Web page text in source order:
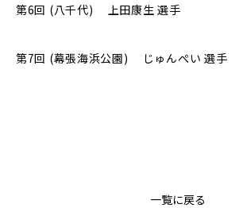
第6回 (八千代) 上田康生 選手
第7回 (幕張海浜公園) じゅんぺい 選手
一覧に戻る